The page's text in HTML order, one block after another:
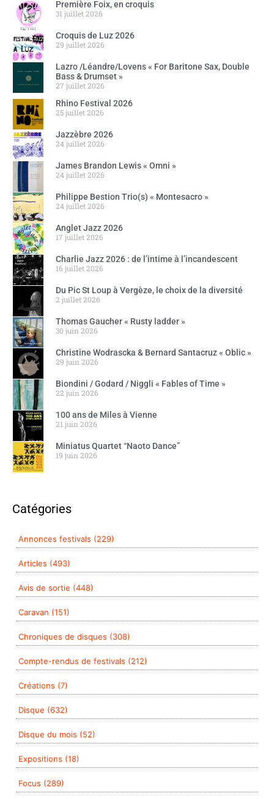
Première Foix, en croquis
31 juillet 2026
Croquis de Luz 2026
29 juillet 2026
Lazro /Léandre/Lovens « For Baritone Sax, Double
Bass & Drumset »
27 juillet 2026
Rhino Festival 2026
25 juillet 2026
Jazzèbre 2026
24 juillet 2026
James Brandon Lewis « Omni »
24 juillet 2026
Philippe Bestion Trio(s) « Montesacro »
24 juillet 2026
Anglet Jazz 2026
17 juillet 2026
Charlie Jazz 2026 : de l’intime à l’incandescent
16 juillet 2026
Du Pic St Loup à Vergèze, le choix de la diversité
2 juillet 2026
Thomas Gaucher « Rusty ladder »
30 juin 2026
Christine Wodrascka & Bernard Santacruz « Oblic »
29 juin 2026
Biondini / Godard / Niggli « Fables of Time »
22 juin 2026
100 ans de Miles à Vienne
21 juin 2026
Miniatus Quartet “Naoto Dance”
19 juin 2026
Catégories
Annonces festivals (229)
Articles (493)
Avis de sortie (448)
Caravan (151)
Chroniques de disques (308)
Compte-rendus de festivals (212)
Créations (7)
Disque (632)
Disque du mois (52)
Expositions (18)
Focus (289)